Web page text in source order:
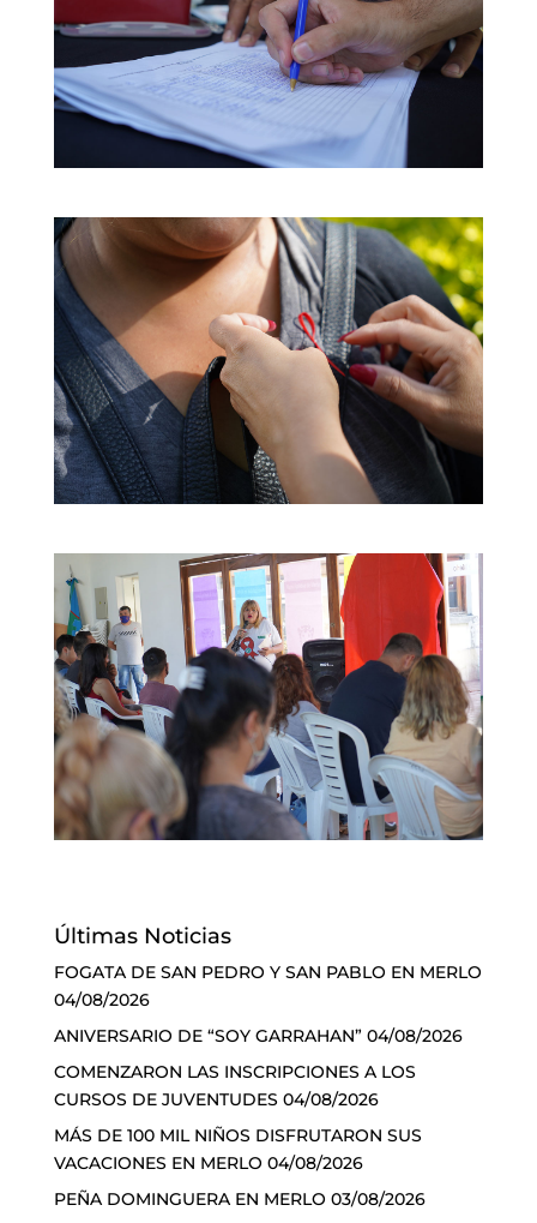
Últimas Noticias
FOGATA DE SAN PEDRO Y SAN PABLO EN MERLO
04/08/2026
ANIVERSARIO DE “SOY GARRAHAN” 04/08/2026
COMENZARON LAS INSCRIPCIONES A LOS
CURSOS DE JUVENTUDES 04/08/2026
MÁS DE 100 MIL NIÑOS DISFRUTARON SUS
VACACIONES EN MERLO 04/08/2026
PEÑA DOMINGUERA EN MERLO 03/08/2026